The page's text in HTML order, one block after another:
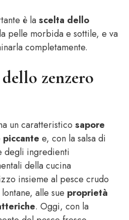
è lascelta dello
pelle morbida e sottile, e va
completamente.
zenzero
un caratteristico sapore
piccante e, con la salsa di
degli ingredienti
della cucina
insieme al pesce crudo
alle sue proprietà
. Oggi, con la